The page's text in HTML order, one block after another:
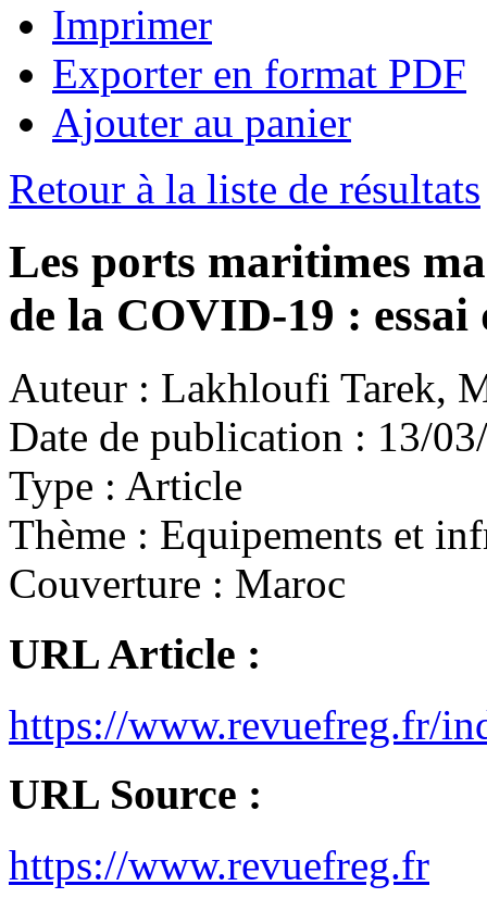
Imprimer
Exporter en format PDF
Ajouter au panier
Retour à la liste de résultats
Les ports maritimes
de la COVID-19 : essai
Auteur : Lakhloufi Tarek,
Date de publication : 13/
Type : Article
Thème : Equipements et
Couverture : Maroc
URL Article :
https://www.revuefreg.fr/
URL Source :
https://www.revuefreg.fr